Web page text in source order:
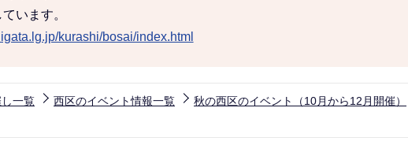
います。
kurashi/bosai/index.html
一覧 西区のイベント情報一覧
秋の西区のイベント（10月から12月開催）